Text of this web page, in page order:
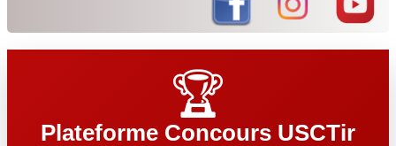
🏆
Plateforme Concours USCTir